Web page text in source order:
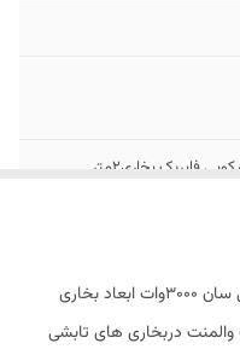
فابریک بخاری۲متر
به کارت بخاری برقی تابشی زنون اصل ترکیه برند مینی سان ۳۰۰۰وات ابعاد بخاری
والمنت دربخاری های تابشی